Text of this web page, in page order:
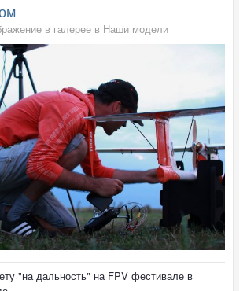
в галерее в Наши модели
"на дальность" на FPV фестивале в